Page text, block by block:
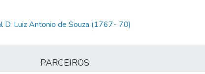
D. Luiz Antonio de Souza (1767- 70)
PARCEIROS